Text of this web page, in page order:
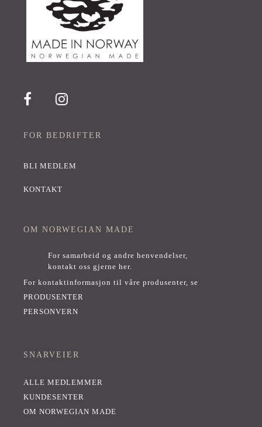
FOR BEDRIFTER
BLI MEDLEM
KONTAKT
OM NORWEGIAN MADE
For samarbeid og andre henvendelser,
kontakt oss gjerne her.
For kontaktinformasjon til våre produsenter, se
PRODUSENTER
PERSONVERN
SNARVEIER
ALLE MEDLEMMER
KUNDESENTER
OM NORWEGIAN MADE